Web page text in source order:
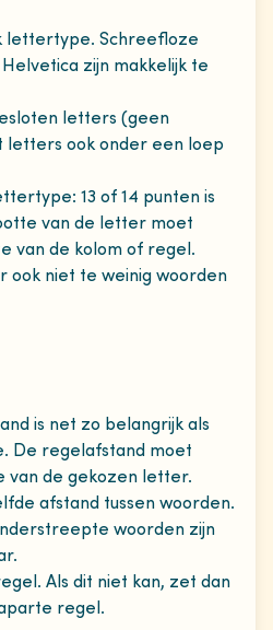
lettertype. Schreefloze
zijn makkelijk te
letters (geen
ook onder een loep
13 of 14 punten is
van de letter moet
van de kolom of regel.
ook niet te weinig woorden
is net zo belangrijk als
De regelafstand moet
van de gekozen letter.
afstand tussen woorden.
woorden zijn
Als dit niet kan, zet dan
regel.